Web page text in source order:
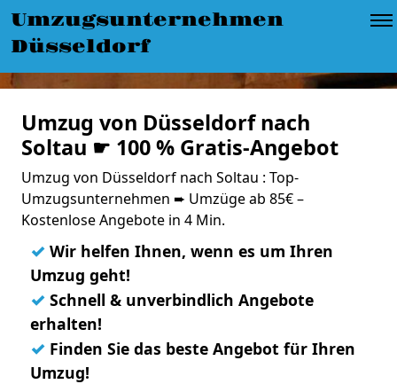
Umzugsunternehmen
Düsseldorf
Umzug von Düsseldorf nach
Soltau ☛ 100 % Gratis-Angebot
Umzug von Düsseldorf nach Soltau : Top-
Umzugsunternehmen ➨ Umzüge ab 85€ –
Kostenlose Angebote in 4 Min.
✓ Wir helfen Ihnen, wenn es um Ihren
Umzug geht!
✓ Schnell & unverbindlich Angebote
erhalten!
✓ Finden Sie das beste Angebot für Ihren
Umzug!